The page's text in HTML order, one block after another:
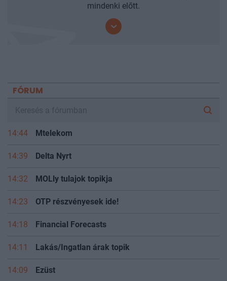
mindenki előtt.
FÓRUM
14:44 Mtelekom
14:39 Delta Nyrt
14:32 MOLly tulajok topikja
14:23 OTP részvényesek ide!
14:18 Financial Forecasts
14:11 Lakás/Ingatlan árak topik
14:09 Ezüst